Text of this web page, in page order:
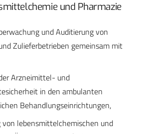
und Pharmazie
und Auditierung von
Zulieferbetrieben gemeinsam mit
Arzneimittel- und
in den ambulanten
Behandlungseinrichtungen,
lebensmittelchemischen und